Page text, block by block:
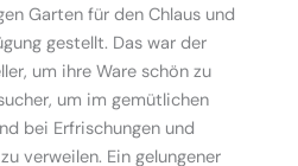
Garten für den Chlaus und
gestellt. Das war der
um ihre Ware schön zu
um im gemütlichen
bei Erfrischungen und
verweilen. Ein gelungener